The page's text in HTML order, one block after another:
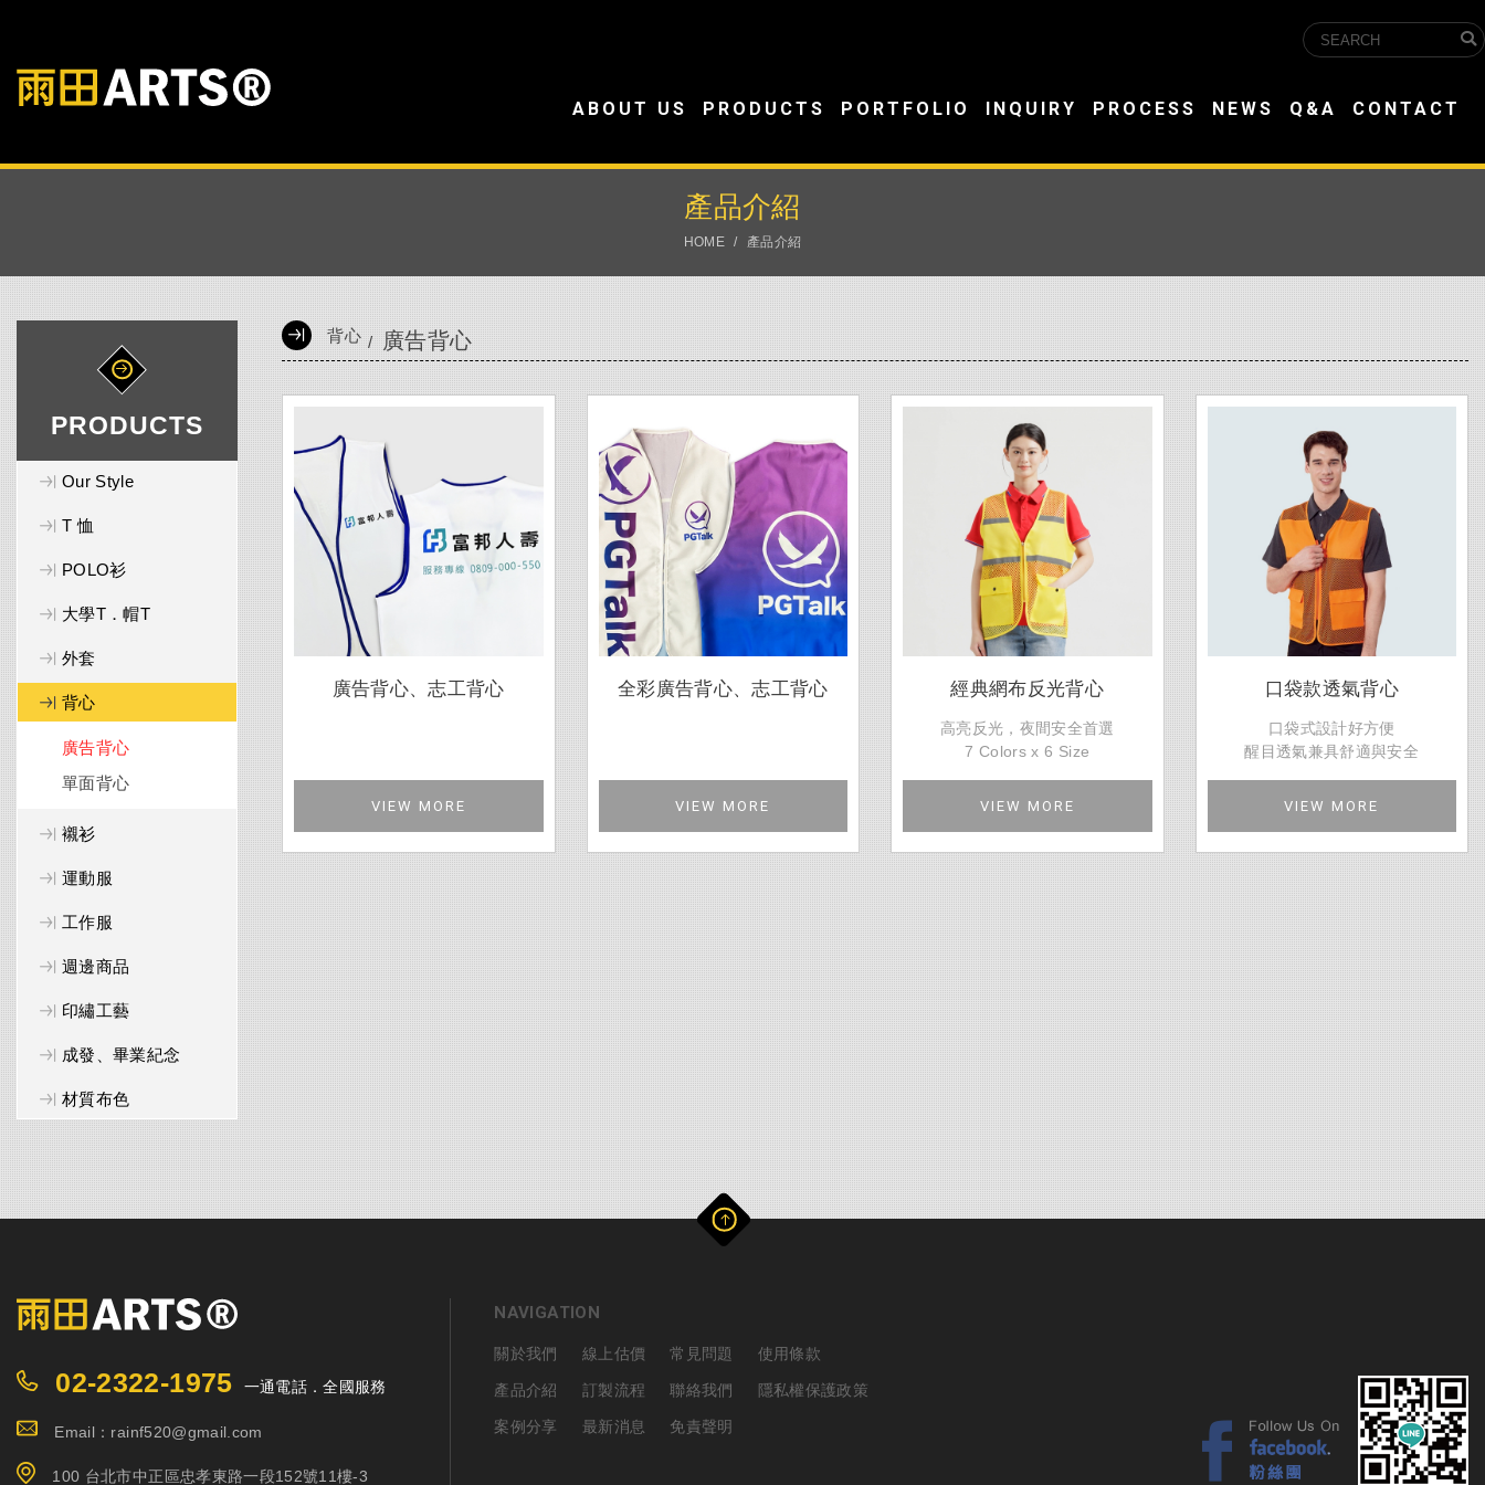
ABOUT US PRODUCTS PORTFOLIO INQUIRY PROCESS NEWS Q&A CONTACT
產品介紹
HOME 產品介紹
PRODUCTS
Our Style
T 恤
POLO衫
大學T．帽T
外套
背心
廣告背心
單面背心
襯衫
運動服
工作服
週邊商品
印繡工藝
成發、畢業紀念
材質布色
背心 廣告背心
廣告背心、志工背心
VIEW MORE
全彩廣告背心、志工背心
VIEW MORE
經典網布反光背心
高亮反光，夜間安全首選
7 Colors x 6 Size
VIEW MORE
口袋款透氣背心
口袋式設計好方便
醒目透氣兼具舒適與安全
VIEW MORE
02-2322-1975 一通電話．全國服務
Email：rainf520@gmail.com
100 台北市中正區忠孝東路一段152號11樓-3
NAVIGATION
關於我們
產品介紹
案例分享
線上估價
訂製流程
最新消息
常見問題
聯絡我們
免責聲明
使用條款
隱私權保護政策